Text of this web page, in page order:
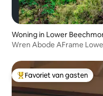
Woning in Lower
Wren Abode AFrame
Topfavoriet van gasten
Favoriet van gasten